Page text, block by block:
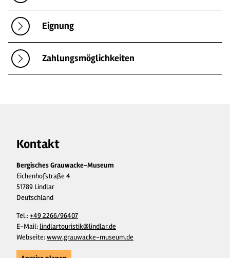
Eignung
Zahlungsmöglichkeiten
Kontakt
Bergisches Grauwacke-Museum
Eichenhofstraße 4
51789 Lindlar
Deutschland
Tel.:+49 2266/96407
E-Mail: lindlartouristik@lindlar.de
Webseite:www.grauwacke-museum.de